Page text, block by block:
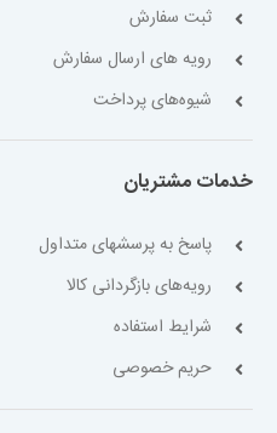
ثبت سفارش
رویه های ارسال سفارش
شیوه‌های پرداخت
خدمات مشتریان
پاسخ به پرسشهای متداول
رویه‌های بازگردانی کالا
شرایط استفاده
حریم خصوصی